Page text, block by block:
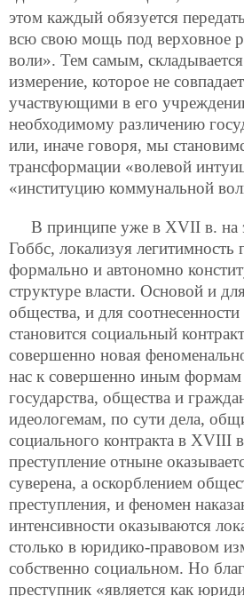
этом каждый обязуется
всю свою мощь под верховное
воли». Тем самым, складывается
измерение, которое не
участвующими в его
необходимому различению
или, иначе говоря, мы
трансформации «волевой
«институцию коммунальной
В принципе уже в XVII в. на
Гоббс, локализуя легитимность
формально и автономно
структуре власти. Основой и
общества, и для
становится социальный
совершенно новая
нас к совершенно иным формам
государства, общества и
идеологемам, по сути дела,
социального контракта в XVIII
преступление отныне
суверена, а оскорблением
преступления, и феномен
интенсивности оказываются
столько в юридико-правовом
собственно социальном. Но
преступник «является как